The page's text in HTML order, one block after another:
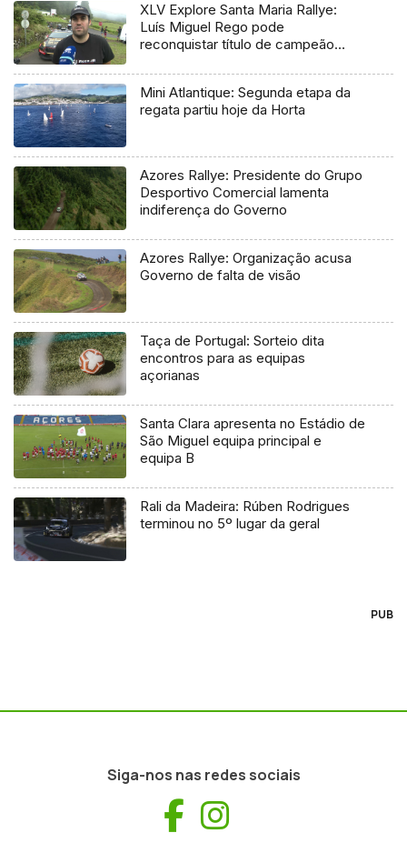
XLV Explore Santa Maria Rallye:
Luís Miguel Rego pode
reconquistar título de campeão
Mini Atlantique: Segunda etapa da
regata partiu hoje da Horta
Azores Rallye: Presidente do Grupo
Desportivo Comercial lamenta
indiferença do Governo
Azores Rallye: Organização acusa
Governo de falta de visão
Taça de Portugal: Sorteio dita
encontros para as equipas
açorianas
Santa Clara apresenta no Estádio de
São Miguel equipa principal e
equipa B
Rali da Madeira: Rúben Rodrigues
terminou no 5º lugar da geral
PUB
Siga-nos nas redes sociais
Facebook